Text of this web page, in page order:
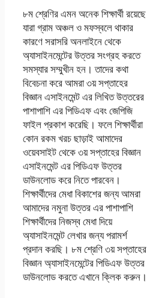
৮ম শ্রেণির এমন অনেক শিক্ষার্থী রয়েছে
যারা গ্রাম অঞ্চল ও মফস্বলে থাকার
কারণে সরাসরি অনলাইনে থেকে
অ্যাসাইনমেন্টের উত্তর সংগ্রহ করতে
সমস্যার সম্মুখীন হন। তাদের কথা
বিবেচনা করে আমরা ৩য় সপ্তাহের
বিজ্ঞান এসাইনমেন্ট এর লিখিত উত্তরের
পাশাপাশি এর পিডিএফ এবং জেপিজি
ফাইল প্রকাশ করেছি। ফলে শিক্ষার্থীরা
কোন রকম খরচ ছাড়াই আমাদের
ওয়েবসাইট থেকে ৩য় সপ্তাহের বিজ্ঞান
এসাইনমেন্ট এর পিডিএফ উত্তর
ডাউনলোড করে নিতে পারবেন।
শিক্ষার্থীদের মেধা বিকাশের জন্য আমরা
আমাদের নমুনা উত্তর এর পাশাপাশি
শিক্ষার্থীদের নিজস্ব মেধা দিয়ে
অ্যাসাইনমেন্ট লেখার জন্য পরামর্শ
প্রদান করছি। ৮ম শ্রেণি ৩য় সপ্তাহের
বিজ্ঞান অ্যাসাইনমেন্টের পিডিএফ উত্তর
ডাউনলোড করতে এখানে ক্লিক করুন।